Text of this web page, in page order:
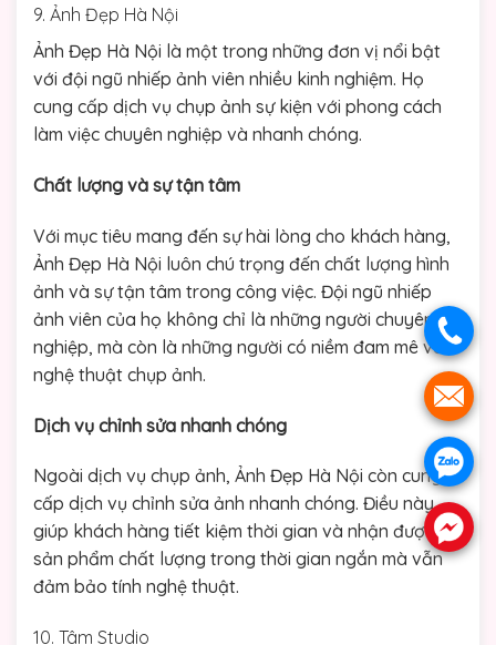
9. Ảnh Đẹp Hà Nội
Ảnh Đẹp Hà Nội là một trong những đơn vị nổi bật
với đội ngũ nhiếp ảnh viên nhiều kinh nghiệm. Họ
cung cấp dịch vụ chụp ảnh sự kiện với phong cách
làm việc chuyên nghiệp và nhanh chóng.
Chất lượng và sự tận tâm
Với mục tiêu mang đến sự hài lòng cho khách hàng,
Ảnh Đẹp Hà Nội luôn chú trọng đến chất lượng hình
ảnh và sự tận tâm trong công việc. Đội ngũ nhiếp
ảnh viên của họ không chỉ là những người chuyên
nghiệp, mà còn là những người có niềm đam mê với
nghệ thuật chụp ảnh.
Dịch vụ chỉnh sửa nhanh chóng
Ngoài dịch vụ chụp ảnh, Ảnh Đẹp Hà Nội còn cung
cấp dịch vụ chỉnh sửa ảnh nhanh chóng. Điều này
giúp khách hàng tiết kiệm thời gian và nhận được
sản phẩm chất lượng trong thời gian ngắn mà vẫn
đảm bảo tính nghệ thuật.
10. Tâm Studio
.
.
.
.